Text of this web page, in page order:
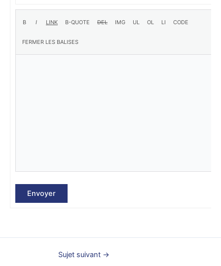
Envoyer
Sujet suivant →